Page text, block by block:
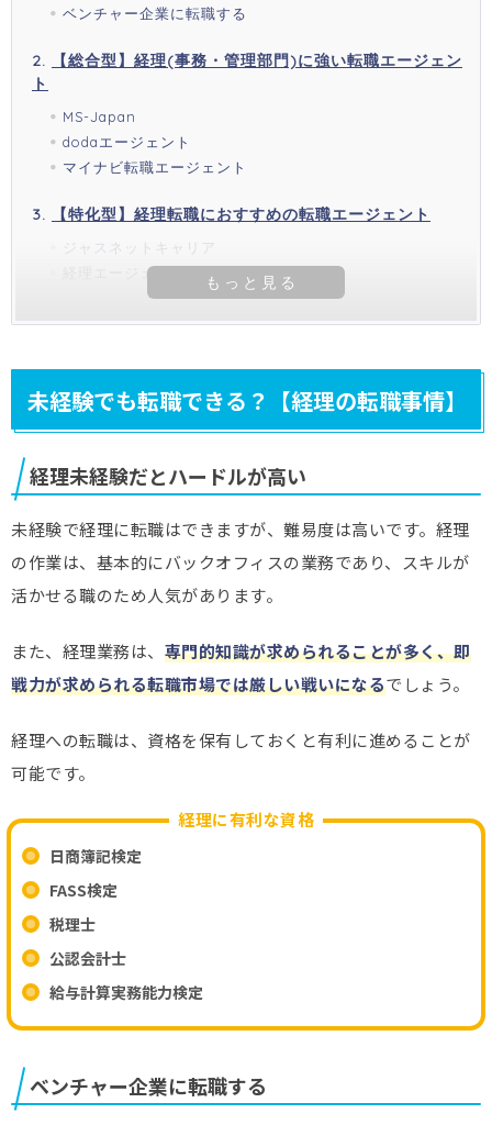
ベンチャー企業に転職する
【総合型】経理(事務・管理部門)に強い転職エージェン
ト
MS-Japan
dodaエージェント
マイナビ転職エージェント
【特化型】経理転職におすすめの転職エージェント
ジャスネットキャリア
経理エージェント(転ナビ)
未経験でも転職できる？【経理の転職事情】
経理未経験だとハードルが高い
未経験で経理に転職はできますが、難易度は高いです。経理
の作業は、基本的にバックオフィスの業務であり、スキルが
活かせる職のため人気があります。
また、経理業務は、 専門的知識が求められることが多く、即
戦力が求められる転職市場では厳しい戦いになるでしょう。
経理への転職は、資格を保有しておくと有利に進めることが
可能です。
経理に有利な資格
日商簿記検定
FASS検定
税理士
公認会計士
給与計算実務能力検定
ベンチャー企業に転職する